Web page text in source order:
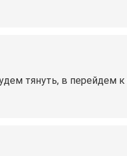
тянуть, в перейдем к